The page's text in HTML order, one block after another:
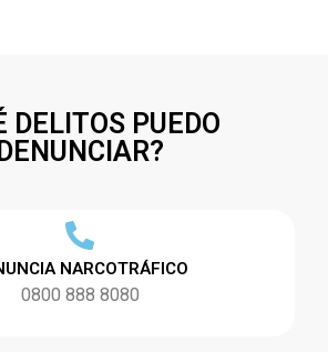
DELITOS PUEDO
DENUNCIAR?
NARCOTRÁFICO
0800 888 8080